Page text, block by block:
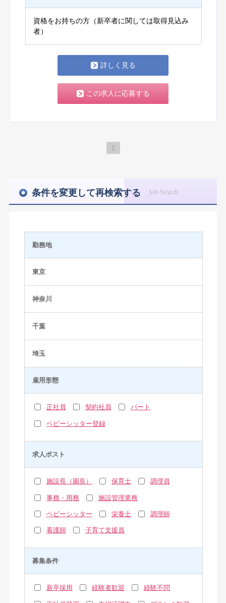
資格をお持ちの方（新卒者に関しては取得見込み
者）
詳しく見る
この求人に応募する
1
条件を変更して再検索する
勤務地
東京
神奈川
千葉
埼玉
雇用形態
正社員 契約社員 パート
ベビーシッター登録
求人ポスト
施設長（園長） 保育士 調理員
事務・用務 施設管理業務
ベビーシッター 栄養士 調理師
看護師 子育て支援員
募集条件
新卒採用 経験者歓迎 経験不問